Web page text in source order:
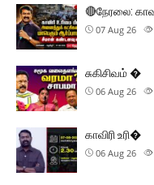
🔴நேரலை:
07 Aug 26
சுகிசிவம் �
06 Aug 26
காவிரி உரி�
06 Aug 26